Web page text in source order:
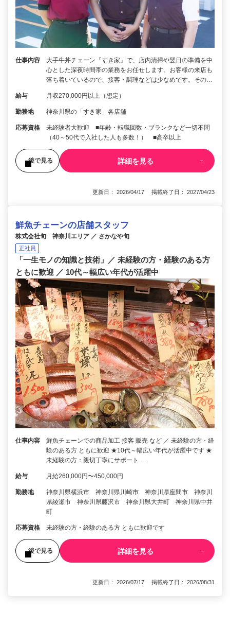
仕事内容
大手牛丼チェーン『すき家』で、店内清掃や翌日の準備を中
心とした深夜時間帯の業務をお任せします。お客様の来店も
落ち着いているので、接客・調理などは少なめです。その…
給与 月収270,000円以上（想定）
勤務地 神奈川県の「すき家」各店舗
応募資格
未経験者大歓迎 ■年齢・転職回数・ブランクなど一切不問
（40～50代で入社した人も多数！） ■高卒以上
後で見る 詳細を見る
更新日： 2026/04/17 掲載終了日： 2027/04/23
鮮魚チェーンの店舗スタッフ
株式会社旬 神奈川エリア ／ さかなや旬
正社員
「一生モノの知識と技術」／ 未経験の方・経験のある方
ともに歓迎 ／ 10代～幅広い年代が活躍中
仕事内容
鮮魚チェーンでの商品加工 接客 販売 など ／ 未経験の方・経
験のある方 ともに歓迎 ★10代～幅広い年代が活躍中です ★
未経験の方：親切丁寧にサポート…
給与 月給260,000円〜450,000円
勤務地
神奈川県横浜市 神奈川県川崎市 神奈川県座間市 神奈川
県綾瀬市 神奈川県藤沢市 神奈川県大井町 神奈川県中井
町
応募資格 未経験の方・経験のある方 ともに歓迎です
後で見る 詳細を見る
更新日： 2026/07/17 掲載終了日： 2026/08/31